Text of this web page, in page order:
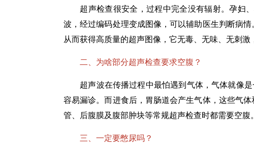
超声检查很安全，过程中完全没有辐射。孕妇、
波，经过编码处理变成图像，可以辅助医生判断病
从而获得高质量的超声图像，它无毒、无味、无刺激
二、为啥部分超声检查要求空腹？
超声波在传播过程中最怕遇到气体，气体就像是
容易漏诊。而进食后，胃肠道会产生气体，这些气
管、后腹膜及腹部肿块等常规超声检查时都需要空
三、一定要憋尿吗？